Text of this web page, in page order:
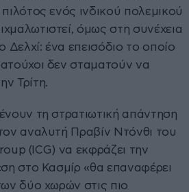
ενός ινδικού πολεμικού
όμως στη συνέχεια
ένα επεισόδιο το οποίο
δεν σταματούν να
Τρίτη.
τη στρατιωτική απάντηση
αναλυτή Πραβίν Ντόνθι του
(ICG) να εκφράζει την
στο Κασμίρ «θα επαναφέρει
δύο χωρών στις πιο